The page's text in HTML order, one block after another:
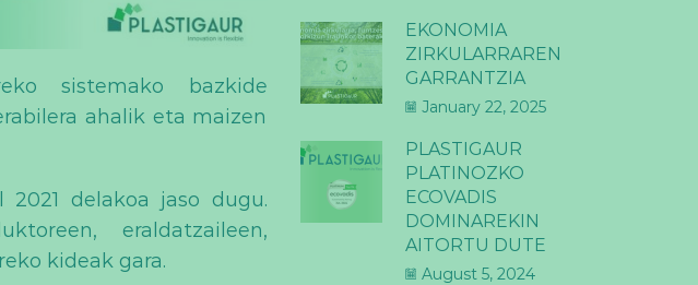
sistemako bazkide
ahalik eta maizen
2021 delakoa jaso dugu.
eraldatzaileen,
kideak gara.
EKONOMIA
ZIRKULARRAREN
GARRANTZIA
January 22, 2025
PLASTIGAUR
PLATINOZKO
ECOVADIS
DOMINAREKIN
AITORTU DUTE
August 5, 2024